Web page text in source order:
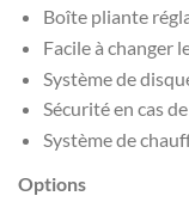
Boîte pliante
Facile à changer
Système de
Sécurité en cas
Système de
Options